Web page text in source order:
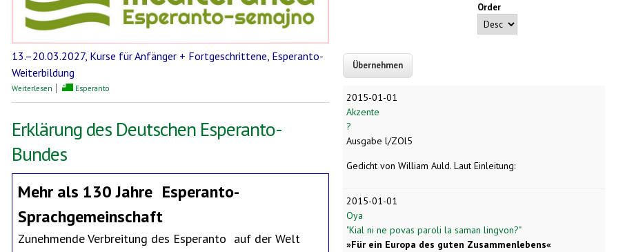
13.–20.03.2027, Kurse für Anfänger + Fortgeschrittene, Esperanto-
Weiterbildung
Weiterlesen über Mediterrane Esperanto-Woche
Esperanto
Erklärung des Deutschen Esperanto-
Bundes
Mehr als 130 Jahre Esperanto-
Sprachgemeinschaft
Zunehmende Verbreitung des Esperanto auf der Welt
Order
2015-01-01
Akzente
?
Ausgabe l/ZOl5
Gedicht von William Auld. Laut Einleitung:
2015-01-01
Oya
"Kial ni ne povas paroli la saman lingvon?"
»Für ein Europa des guten Zusammenlebens«